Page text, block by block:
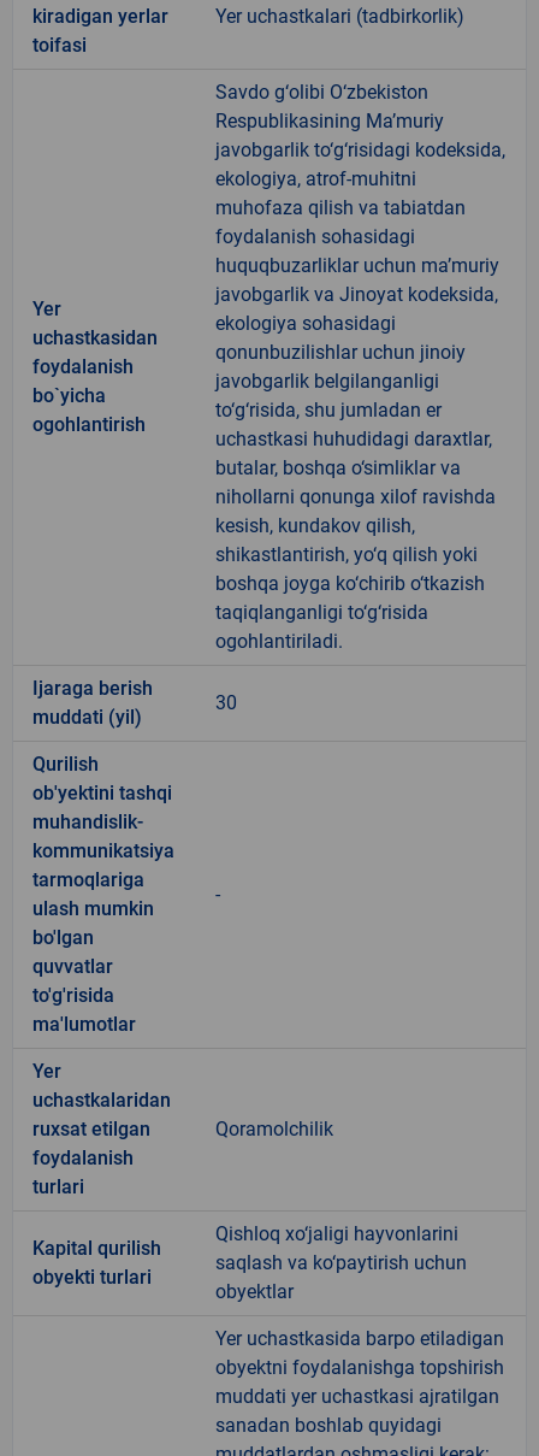
kiradigan yerlar
toifasi
Yer uchastkalari (tadbirkorlik)
Yer
uchastkasidan
foydalanish
bo`yicha
ogohlantirish
Savdo g‘olibi O‘zbekiston
Respublikasining Ma’muriy
javobgarlik to‘g‘risidagi kodeksida,
ekologiya, atrof-muhitni
muhofaza qilish va tabiatdan
foydalanish sohasidagi
huquqbuzarliklar uchun ma’muriy
javobgarlik va Jinoyat kodeksida,
ekologiya sohasidagi
qonunbuzilishlar uchun jinoiy
javobgarlik belgilanganligi
to‘g‘risida, shu jumladan er
uchastkasi huhudidagi daraxtlar,
butalar, boshqa o‘simliklar va
nihollarni qonunga xilof ravishda
kesish, kundakov qilish,
shikastlantirish, yo‘q qilish yoki
boshqa joyga ko‘chirib o‘tkazish
taqiqlanganligi to‘g‘risida
ogohlantiriladi.
Ijaraga berish
muddati (yil)
30
Qurilish
ob'yektini tashqi
muhandislik-
kommunikatsiya
tarmoqlariga
ulash mumkin
bo'lgan
quvvatlar
to'g'risida
ma'lumotlar
-
Yer
uchastkalaridan
ruxsat etilgan
foydalanish
turlari
Qoramolchilik
Kapital qurilish
obyekti turlari
Qishloq xo‘jaligi hayvonlarini
saqlash va ko‘paytirish uchun
obyektlar
Yer uchastkasida barpo etiladigan
obyektni foydalanishga topshirish
muddati yer uchastkasi ajratilgan
sanadan boshlab quyidagi